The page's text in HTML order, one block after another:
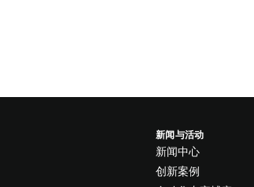
新闻与活动
新闻中心
创新案例